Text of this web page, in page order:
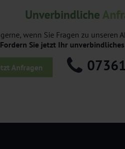
Unverbindliche
wenn Sie Fragen zu unseren
Fordern Sie jetzt Ihr
Anfragen